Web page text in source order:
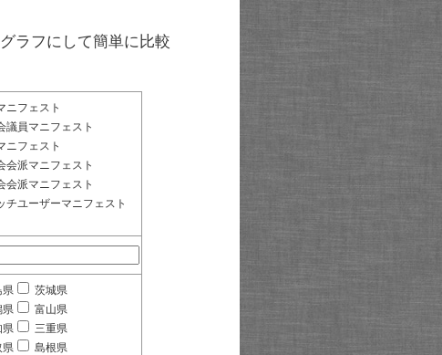
ラフにして簡単に比較
ニフェスト
議員マニフェスト
ニフェスト
会派マニフェスト
会派マニフェスト
チユーザーマニフェスト
県
茨城県
県
富山県
県
三重県
県
島根県